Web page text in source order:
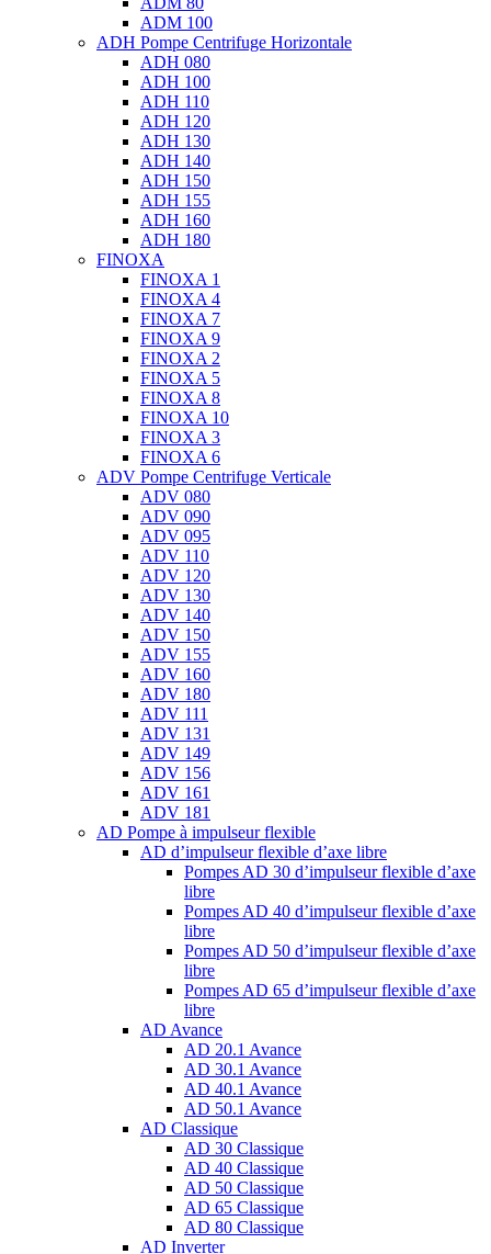
ADM 100
ADH Pompe Centrifuge Horizontale
ADH 080
ADH 100
ADH 110
ADH 120
ADH 130
ADH 140
ADH 150
ADH 155
ADH 160
ADH 180
FINOXA
FINOXA 1
FINOXA 4
FINOXA 7
FINOXA 9
FINOXA 2
FINOXA 5
FINOXA 8
FINOXA 10
FINOXA 3
FINOXA 6
ADV Pompe Centrifuge Verticale
ADV 080
ADV 090
ADV 095
ADV 110
ADV 120
ADV 130
ADV 140
ADV 150
ADV 155
ADV 160
ADV 180
ADV 111
ADV 131
ADV 149
ADV 156
ADV 161
ADV 181
AD Pompe à impulseur flexible
AD d’impulseur flexible d’axe libre
Pompes AD 30 d’impulseur flexible d’axe
libre
Pompes AD 40 d’impulseur flexible d’axe
libre
Pompes AD 50 d’impulseur flexible d’axe
libre
Pompes AD 65 d’impulseur flexible d’axe
libre
AD Avance
AD 20.1 Avance
AD 30.1 Avance
AD 40.1 Avance
AD 50.1 Avance
AD Classique
AD 30 Classique
AD 40 Classique
AD 50 Classique
AD 65 Classique
AD 80 Classique
AD Inverter